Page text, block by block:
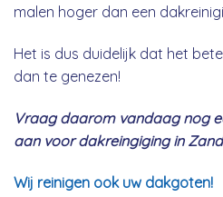
malen hoger dan een
Het is dus duidelijk dat het
dan te genezen!
Vraag daarom vandaag nog
aan voor dakreingiging in
Wij reinigen ook uw dakgoten!